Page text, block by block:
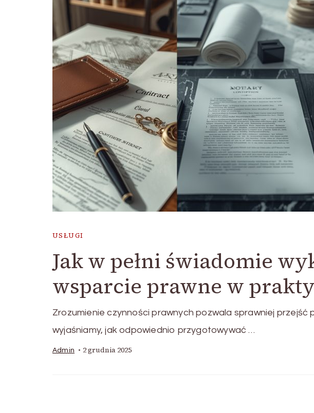
USŁUGI
Jak w pełni świadomie
wsparcie prawne w
Zrozumienie czynności prawnych pozwala sprawniej przejść
wyjaśniamy, jak odpowiednio przygotowywać …
Admin 2 grudnia 2025